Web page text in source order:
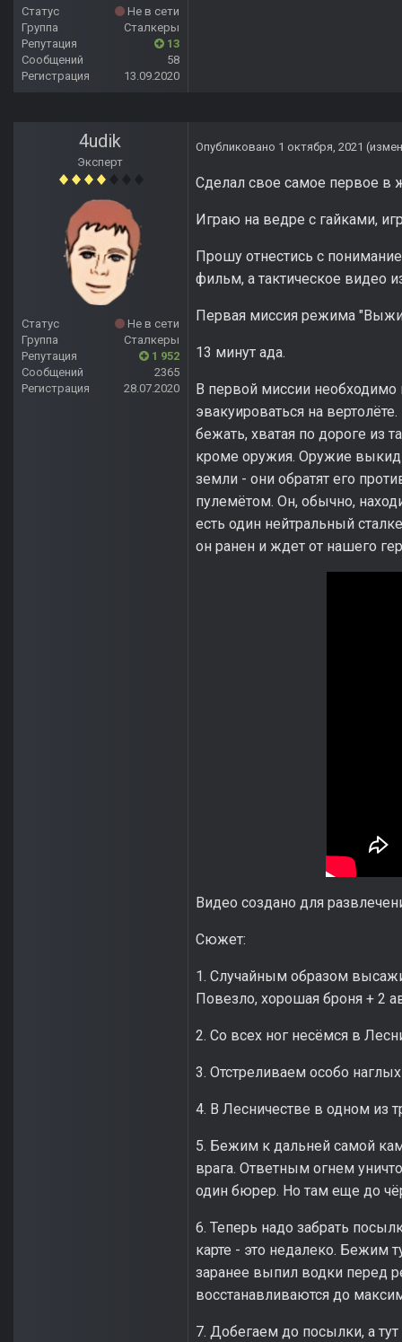
Статус
Не в сети
Группа
Сталкеры
Репутация
13
Сообщений
58
Регистрация
13.09.2020
4udik
Эксперт
Статус
Не в сети
Группа
Сталкеры
Репутация
1 952
Сообщений
2365
Регистрация
28.07.2020
Опубликовано 1 октября, 2021
Сделал свое самое первое в
Играю на ведре с гайками,
Прошу отнестись с
фильм, а тактическое видео
Первая миссия режима
13 минут ада.
В первой миссии
эвакуироваться на
бежать, хватая по дороге из
кроме оружия. Оружие
земли - они обратят его
пулемётом. Он, обычно,
есть один нейтральный
он ранен и ждет от нашего
Видео создано для
Сюжет:
1. Случайным образом
Повезло, хорошая броня + 2
2. Со всех ног несёмся в
3. Отстреливаем особо
4. В Лесничестве в одном из
5. Бежим к дальней самой
врага. Ответным огнем
один бюрер. Но там еще до
6. Теперь надо забрать
карте - это недалеко. Бежим
заранее выпил водки перед
восстанавливаются до
7. Добегаем до посылки, а